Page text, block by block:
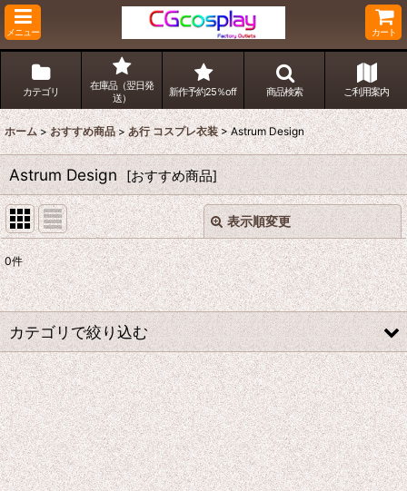
メニュー カート
カテゴリ
在庫品（翌日発
送）
新作予約25％off 商品検索 ご利用案内
ホーム > おすすめ商品 > あ行 コスプレ衣装 > Astrum Design
Astrum Design [おすすめ商品]
表示順変更
表示数:
並び順:
絞り込む
閉じる
0件
カテゴリで絞り込む
あ行 コスプレ衣装 (全商品)
ウマ娘プリティーダービー
あんさんぶるスターズ